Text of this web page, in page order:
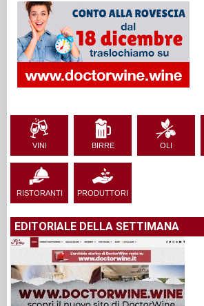
VINI BIRRE OLI
RISTORANTI PRODUTTORI
EDITORIALE DELLA SETTIMANA